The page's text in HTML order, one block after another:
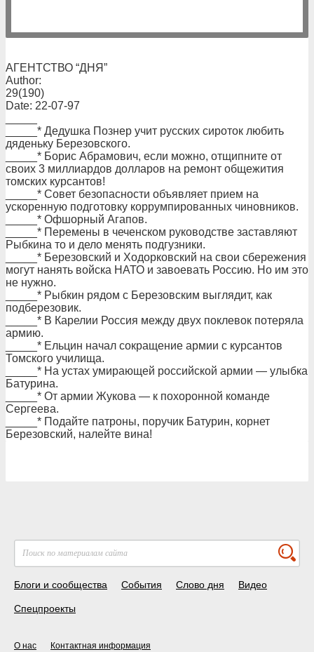
АГЕНТСТВО “ДНЯ”
Author:
29(190)
Date: 22-07-97
_____* Дедушка Познер учит русских сироток любить
дяденьку Березовского.
_____* Борис Абрамович, если можно, отщипните от
своих 3 миллиардов долларов на ремонт общежития
томских курсантов!
_____* Совет безопасности объявляет прием на
ускоренную подготовку коррумпированных чиновников.
_____* Офшорный Агапов.
_____* Перемены в чеченском руководстве заставляют
Рыбкина то и дело менять подгузники.
_____* Березовский и Ходорковский на свои сбережения
могут нанять войска НАТО и завоевать Россию. Но им это
не нужно.
_____* Рыбкин рядом с Березовским выглядит, как
подберезовик.
_____* В Карелии Россия между двух поклевок потеряла
армию.
_____* Ельцин начал сокращение армии с курсантов
Томского училища.
_____* На устах умирающей российской армии — улыбка
Батурина.
_____* От армии Жукова — к похоронной команде
Сергеева.
_____* Подайте патроны, поручик Батурин, корнет
Березовский, налейте вина!
Блоги и сообщества События Слово дня Видео
Спецпроекты
О нас Контактная информация